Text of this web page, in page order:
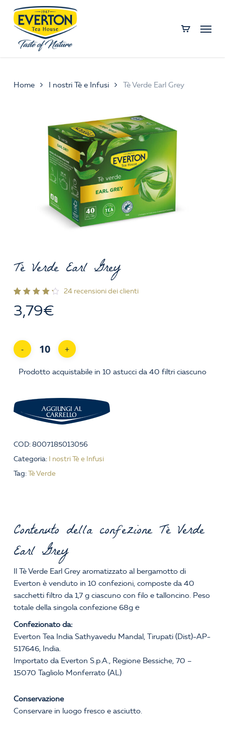
main
content
Menu
Home I nostri Tè e Infusi Tè Verde Earl Grey
Tè Verde Earl Grey
4.42
su 5
recensioni
24recensioni dei clienti
3,79€
Prodotto acquistabile in 10 astucci da 40 filtri ciascuno
AGGIUNGI AL
CARRELLO
COD:8007185013056
Categoria: I nostri Tè e Infusi
Tag:Tè Verde
Contenuto della confezione Tè Verde
Earl Grey
Il Tè Verde Earl Grey aromatizzato al bergamotto di
Everton è venduto in 10 confezioni, composte da 40
sacchetti filtro da 1,7 g ciascuno con filo e talloncino. Peso
totale della singola confezione 68g ℮
Confezionato da:
Everton Tea India Sathyavedu Mandal, Tirupati (Dist)-AP-
517646, India.
Importato da Everton S.p.A., Regione Bessiche, 70 –
15070 Tagliolo Monferrato (AL)
Conservazione
Conservare in luogo fresco e asciutto.